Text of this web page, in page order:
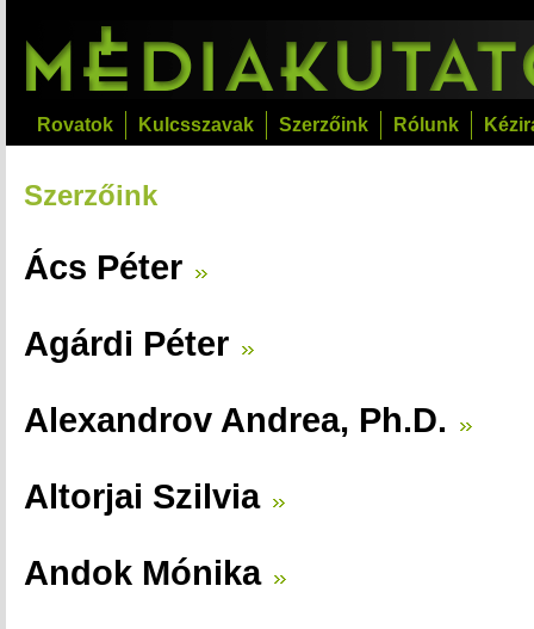
Rovatok Kulcsszavak Szerzőink Rólunk
Szerzőink
Ács Péter
Agárdi Péter
Alexandrov Andrea, Ph.D.
Altorjai Szilvia
Andok Mónika